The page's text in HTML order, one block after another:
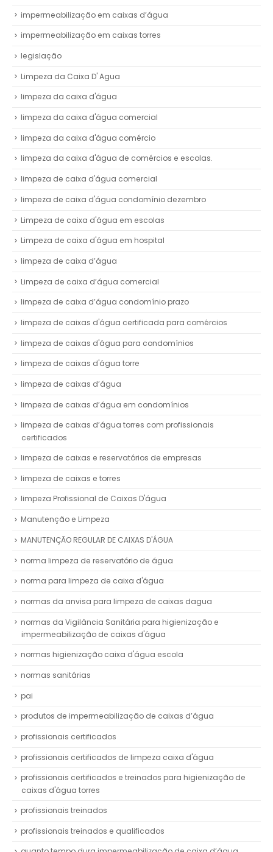
impermeabilização em caixas d’água
impermeabilização em caixas torres
legislação
Limpeza da Caixa D' Agua
limpeza da caixa d'água
limpeza da caixa d'água comercial
limpeza da caixa d'água comércio
limpeza da caixa d'água de comércios e escolas.
limpeza de caixa d'água comercial
limpeza de caixa d'água condomínio dezembro
Limpeza de caixa d'água em escolas
Limpeza de caixa d'água em hospital
limpeza de caixa d’água
Limpeza de caixa d’água comercial
limpeza de caixa d’água condomínio prazo
limpeza de caixas d'água certificada para comércios
limpeza de caixas d'água para condomínios
limpeza de caixas d'água torre
limpeza de caixas d’água
limpeza de caixas d’água em condomínios
limpeza de caixas d’água torres com profissionais
certificados
limpeza de caixas e reservatórios de empresas
limpeza de caixas e torres
limpeza Profissional de Caixas D'água
Manutenção e Limpeza
MANUTENÇÃO REGULAR DE CAIXAS D'ÁGUA
norma limpeza de reservatório de água
norma para limpeza de caixa d'água
normas da anvisa para limpeza de caixas dagua
normas da Vigilância Sanitária para higienização e
impermeabilização de caixas d'água
normas higienização caixa d'água escola
normas sanitárias
pai
produtos de impermeabilização de caixas d’água
profissionais certificados
profissionais certificados de limpeza caixa d'água
profissionais certificados e treinados para higienização de
caixas d'água torres
profissionais treinados
profissionais treinados e qualificados